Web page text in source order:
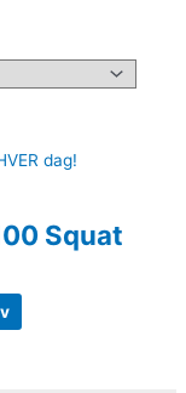
Squat